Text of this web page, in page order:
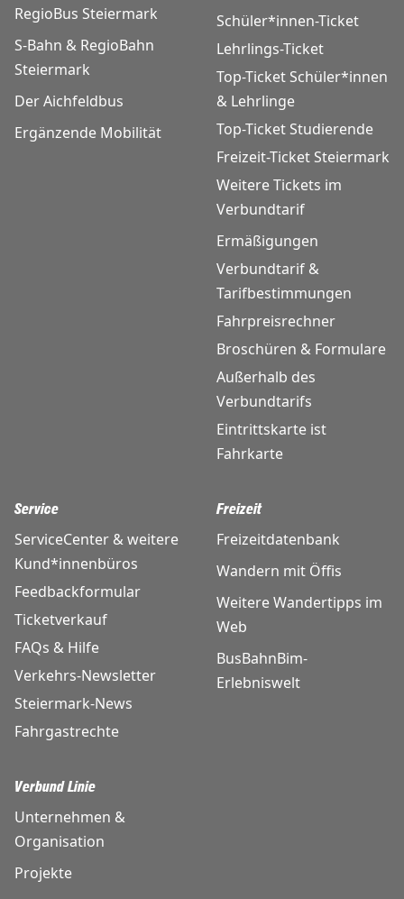
RegioBus Steiermark
S-Bahn & RegioBahn
Steiermark
Der Aichfeldbus
Ergänzende Mobilität
Schüler*innen-Ticket
Lehrlings-Ticket
Top-Ticket Schüler*innen
& Lehrlinge
Top-Ticket Studierende
Freizeit-Ticket Steiermark
Weitere Tickets im
Verbundtarif
Ermäßigungen
Verbundtarif &
Tarifbestimmungen
Fahrpreisrechner
Broschüren & Formulare
Außerhalb des
Verbundtarifs
Eintrittskarte ist
Fahrkarte
Service
ServiceCenter & weitere
Kund*innenbüros
Feedbackformular
Ticketverkauf
FAQs & Hilfe
Verkehrs-Newsletter
Steiermark-News
Fahrgastrechte
Freizeit
Freizeitdatenbank
Wandern mit Öffis
Weitere Wandertipps im
Web
BusBahnBim-
Erlebniswelt
Verbund Linie
Unternehmen &
Organisation
Projekte